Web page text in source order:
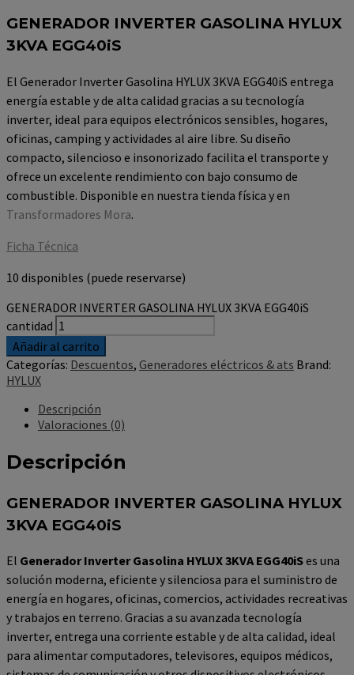
GENERADOR INVERTER GASOLINA HYLUX
3KVA EGG40iS
El Generador Inverter Gasolina HYLUX 3KVA EGG40iS entrega
energía estable y de alta calidad gracias a su tecnología
inverter, ideal para equipos electrónicos sensibles, hogares,
oficinas, camping y actividades al aire libre. Su diseño
compacto, silencioso e insonorizado facilita el transporte y
ofrece un excelente rendimiento con bajo consumo de
combustible. Disponible en nuestra tienda física y en
Transformadores Mora.
Ficha Técnica
10 disponibles (puede reservarse)
GENERADOR INVERTER GASOLINA HYLUX 3KVA EGG40iS
cantidad
Añadir al carrito
Categorías: Descuentos, Generadores eléctricos & ats Brand:
HYLUX
Descripción
Valoraciones (0)
Descripción
GENERADOR INVERTER GASOLINA HYLUX
3KVA EGG40iS
El Generador Inverter Gasolina HYLUX 3KVA EGG40iSes una
solución moderna, eficiente y silenciosa para el suministro de
energía en hogares, oficinas, comercios, actividades recreativas
y trabajos en terreno. Gracias a su avanzada tecnología
inverter, entrega una corriente estable y de alta calidad, ideal
para alimentar computadores, televisores, equipos médicos,